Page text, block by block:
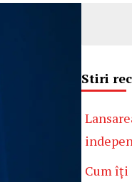
Stiri
Cum îți